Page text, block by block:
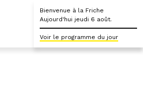
Bienvenue à la Friche
Aujourd'hui jeudi 6 août.
Voir le programme du jour